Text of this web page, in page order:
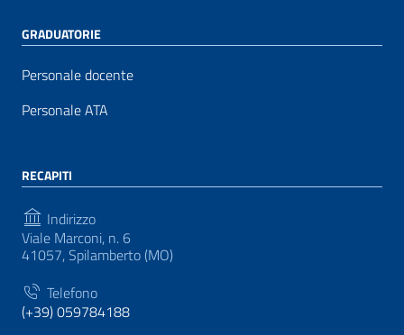
GRADUATORIE
Personale docente
Personale ATA
RECAPITI
Indirizzo
Viale Marconi, n. 6
41057, Spilamberto (MO)
Telefono
(+39) 059784188